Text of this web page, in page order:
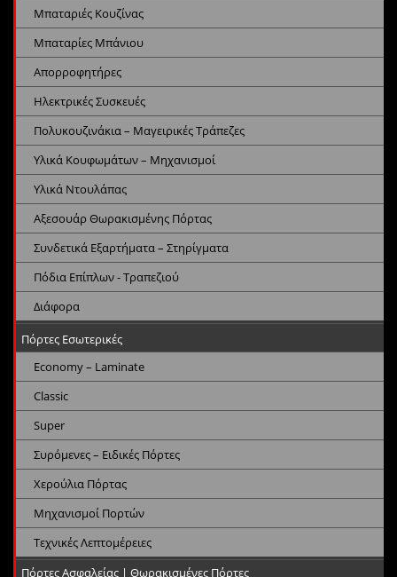
Μπαταριές Κουζίνας
Μπαταρίες Μπάνιου
Απορροφητήρες
Ηλεκτρικές Συσκευές
Πολυκουζινάκια – Μαγειρικές Τράπεζες
Υλικά Κουφωμάτων – Μηχανισμοί
Υλικά Ντουλάπας
Αξεσουάρ Θωρακισμένης Πόρτας
Συνδετικά Εξαρτήματα – Στηρίγματα
Πόδια Επίπλων - Τραπεζιού
Διάφορα
Πόρτες Εσωτερικές
Economy – Laminate
Classic
Super
Συρόμενες – Ειδικές Πόρτες
Χερούλια Πόρτας
Μηχανισμοί Πορτών
Τεχνικές Λεπτομέρειες
Πόρτες Ασφαλείας | Θωρακισμένες Πόρτες